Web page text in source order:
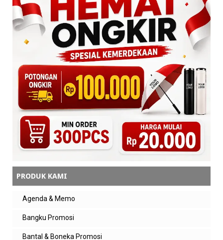
PRODUK KAMI
Agenda & Memo
Bangku Promosi
Bantal & Boneka Promosi